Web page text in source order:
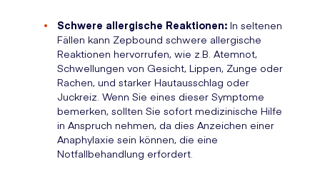
Schwere allergische Reaktionen: In seltenen
Fällen kann Zepbound schwere allergische
Reaktionen hervorrufen, wie z.B. Atemnot,
Schwellungen von Gesicht, Lippen, Zunge oder
Rachen, und starker Hautausschlag oder
Juckreiz. Wenn Sie eines dieser Symptome
bemerken, sollten Sie sofort medizinische Hilfe
in Anspruch nehmen, da dies Anzeichen einer
Anaphylaxie sein können, die eine
Notfallbehandlung erfordert.